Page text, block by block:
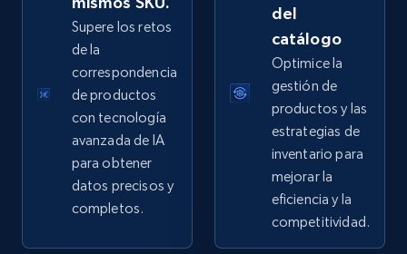
2.5K+ Comenzar ahora
eBay - Collect records by category
URL, Product id, Title, Seller name, Seller rating,
Seller reviews, Breadcrumbs, Root category, and
2.5K+ 359+ Comenzar ahora
Supere los retos
de la
correspondencia
de productos
con tecnología
avanzada de IA
para obtener
datos precisos y
completos.
del
catálogo
Optimice la
gestión de
productos y las
estrategias de
inventario para
mejorar la
eficiencia y la
competitividad.